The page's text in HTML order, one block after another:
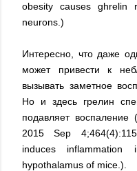
obesity causes ghrelin
neurons.)
Интересно, что даже
может привести к
вызывать заметное
Но и здесь грелин
подавляет воспаление
2015 Sep
induces
hypothalamus of mice.).